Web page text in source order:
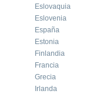
Eslovaquia
Eslovenia
España
Estonia
Finlandia
Francia
Grecia
Irlanda